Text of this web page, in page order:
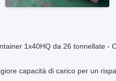
1x40HQ da 26 tonnellate -
capacità di carico per un